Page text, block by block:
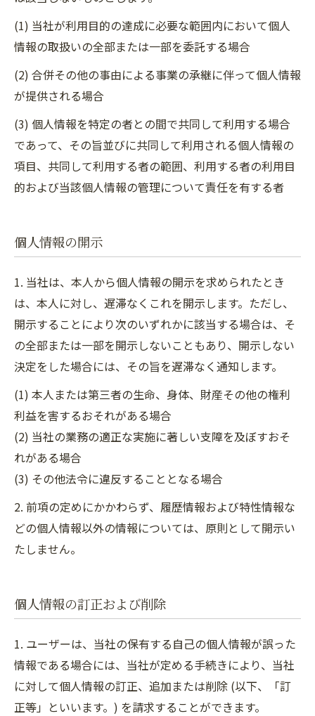
(1) 当社が利用目的の達成に必要な範囲内において個人
情報の取扱いの全部または一部を委託する場合
(2) 合併その他の事由による事業の承継に伴って個人情報
が提供される場合
(3) 個人情報を特定の者との間で共同して利用する場合
であって、その旨並びに共同して利用される個人情報の
項目、共同して利用する者の範囲、利用する者の利用目
的および当該個人情報の管理について責任を有する者
個人情報の開示
1. 当社は、本人から個人情報の開示を求められたとき
は、本人に対し、遅滞なくこれを開示します。ただし、
開示することにより次のいずれかに該当する場合は、そ
の全部または一部を開示しないこともあり、開示しない
決定をした場合には、その旨を遅滞なく通知します。
(1) 本人または第三者の生命、身体、財産その他の権利
利益を害するおそれがある場合
(2) 当社の業務の適正な実施に著しい支障を及ぼすおそ
れがある場合
(3) その他法令に違反することとなる場合
2. 前項の定めにかかわらず、履歴情報および特性情報な
どの個人情報以外の情報については、原則として開示い
たしません。
個人情報の訂正および削除
1. ユーザーは、当社の保有する自己の個人情報が誤った
情報である場合には、当社が定める手続きにより、当社
に対して個人情報の訂正、追加または削除 (以下、「訂
正等」といいます。) を請求することができます。